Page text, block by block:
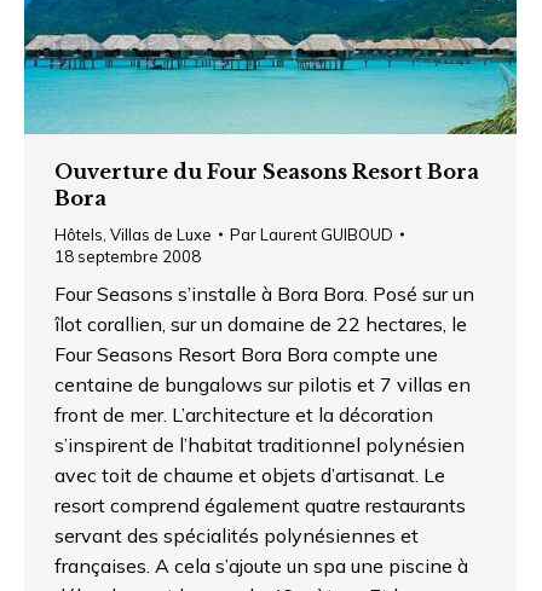
Ouverture du Four Seasons Resort Bora
Bora
Hôtels Villas de Luxe ParLaurent GUIBOUD
18 septembre 2008
Four Seasons s’installe à Bora Bora. Posé sur un
îlot corallien, sur un domaine de 22 hectares, le
Four Seasons Resort Bora Bora compte une
centaine de bungalows sur pilotis et 7 villas en
front de mer. L’architecture et la décoration
s’inspirent de l’habitat traditionnel polynésien
avec toit de chaume et objets d’artisanat. Le
resort comprend également quatre restaurants
servant des spécialités polynésiennes et
françaises. A cela s’ajoute un spa une piscine à